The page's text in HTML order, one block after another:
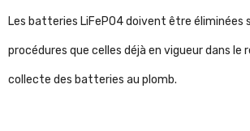
Les batteries LiFePO4 doivent être éliminées
procédures que celles déjà en vigueur dans le
collecte des batteries au plomb.